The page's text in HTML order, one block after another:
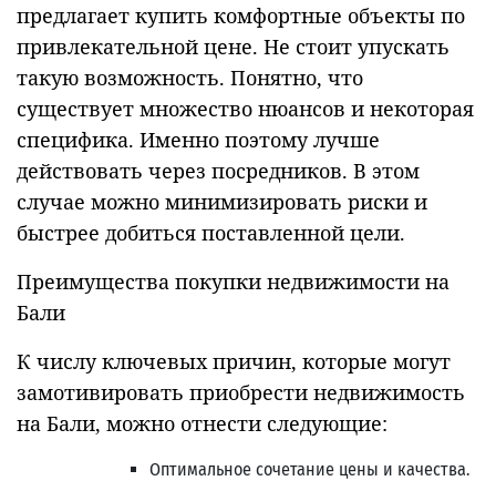
предлагает купить комфортные объекты по
привлекательной цене. Не стоит упускать
такую возможность. Понятно, что
существует множество нюансов и некоторая
специфика. Именно поэтому лучше
действовать через посредников. В этом
случае можно минимизировать риски и
быстрее добиться поставленной цели.
Преимущества покупки недвижимости на
Бали
К числу ключевых причин, которые могут
замотивировать приобрести недвижимость
на Бали, можно отнести следующие:
Оптимальное сочетание цены и качества.